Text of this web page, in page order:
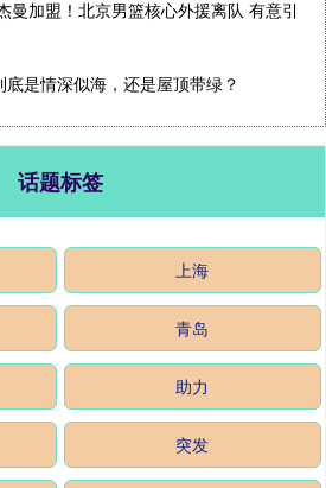
曼加盟！北京男篮核心外援离队 有意引
底是情深似海，还是屋顶带绿？
话题标签
上海
青岛
助力
突发